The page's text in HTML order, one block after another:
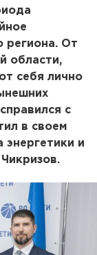
региона. От
области,
себя лично
с
в своем
энергетики и